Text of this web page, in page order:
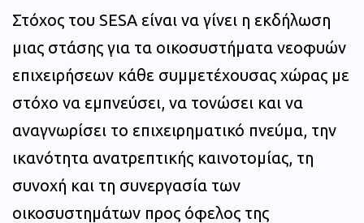
Στόχος του SESA είναι να γίνει η εκδήλωση
μιας στάσης για τα οικοσυστήματα νεοφυών
επιχειρήσεων κάθε συμμετέχουσας χώρας με
στόχο να εμπνεύσει, να τονώσει και να
αναγνωρίσει το επιχειρηματικό πνεύμα, την
ικανότητα ανατρεπτικής καινοτομίας, τη
συνοχή και τη συνεργασία των
οικοσυστημάτων προς όφελος της